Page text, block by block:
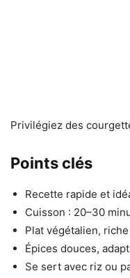
Privilégiez des
Points clés
Recette rapide et
Cuisson : 20–30
Plat végétalien,
Épices douces,
Se sert avec riz ou